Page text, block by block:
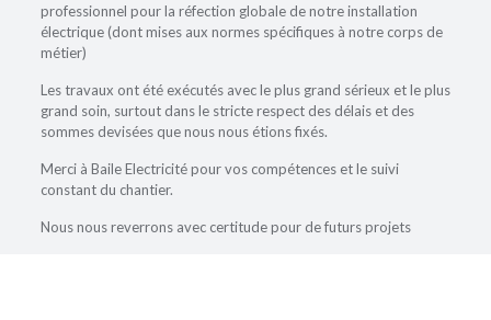
professionnel pour la réfection globale de notre installation
électrique (dont mises aux normes spécifiques à notre corps de
métier)
Les travaux ont été exécutés avec le plus grand sérieux et le plus
grand soin, surtout dans le stricte respect des délais et des
sommes devisées que nous nous étions fixés.
Merci à Baile Electricité pour vos compétences et le suivi
constant du chantier.
Nous nous reverrons avec certitude pour de futurs projets